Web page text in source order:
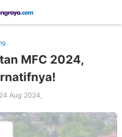
MFC 2024,
Aug 2024,